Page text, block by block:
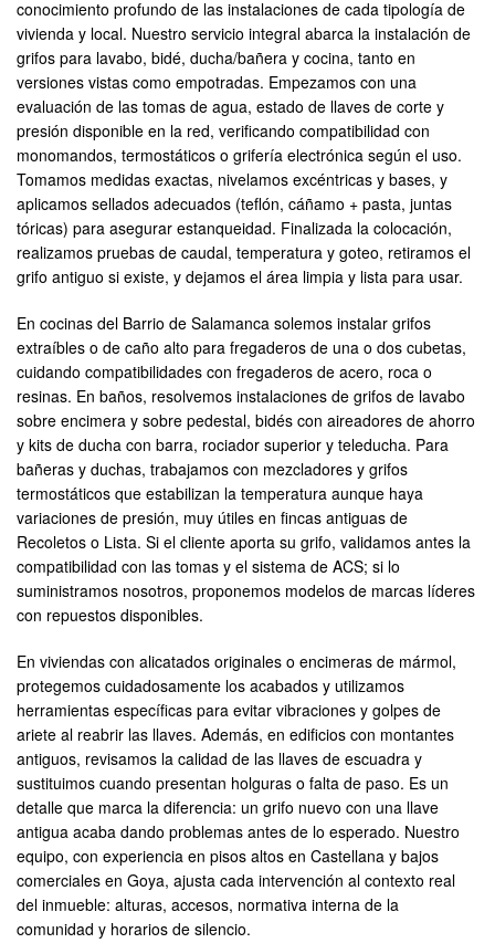
conocimiento profundo de las instalaciones de cada tipología de
vivienda y local. Nuestro servicio integral abarca la instalación de
grifos para lavabo, bidé, ducha/bañera y cocina, tanto en
versiones vistas como empotradas. Empezamos con una
evaluación de las tomas de agua, estado de llaves de corte y
presión disponible en la red, verificando compatibilidad con
monomandos, termostáticos o grifería electrónica según el uso.
Tomamos medidas exactas, nivelamos excéntricas y bases, y
aplicamos sellados adecuados (teflón, cáñamo + pasta, juntas
tóricas) para asegurar estanqueidad. Finalizada la colocación,
realizamos pruebas de caudal, temperatura y goteo, retiramos el
grifo antiguo si existe, y dejamos el área limpia y lista para usar.
En cocinas del Barrio de Salamanca solemos instalar grifos
extraíbles o de caño alto para fregaderos de una o dos cubetas,
cuidando compatibilidades con fregaderos de acero, roca o
resinas. En baños, resolvemos instalaciones de grifos de lavabo
sobre encimera y sobre pedestal, bidés con aireadores de ahorro
y kits de ducha con barra, rociador superior y teleducha. Para
bañeras y duchas, trabajamos con mezcladores y grifos
termostáticos que estabilizan la temperatura aunque haya
variaciones de presión, muy útiles en fincas antiguas de
Recoletos o Lista. Si el cliente aporta su grifo, validamos antes la
compatibilidad con las tomas y el sistema de ACS; si lo
suministramos nosotros, proponemos modelos de marcas líderes
con repuestos disponibles.
En viviendas con alicatados originales o encimeras de mármol,
protegemos cuidadosamente los acabados y utilizamos
herramientas específicas para evitar vibraciones y golpes de
ariete al reabrir las llaves. Además, en edificios con montantes
antiguos, revisamos la calidad de las llaves de escuadra y
sustituimos cuando presentan holguras o falta de paso. Es un
detalle que marca la diferencia: un grifo nuevo con una llave
antigua acaba dando problemas antes de lo esperado. Nuestro
equipo, con experiencia en pisos altos en Castellana y bajos
comerciales en Goya, ajusta cada intervención al contexto real
del inmueble: alturas, accesos, normativa interna de la
comunidad y horarios de silencio.